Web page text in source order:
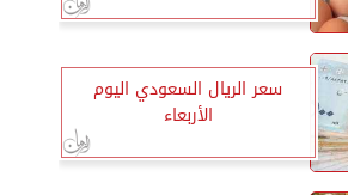
سعر الريال السعودي اليوم
الأربعاء